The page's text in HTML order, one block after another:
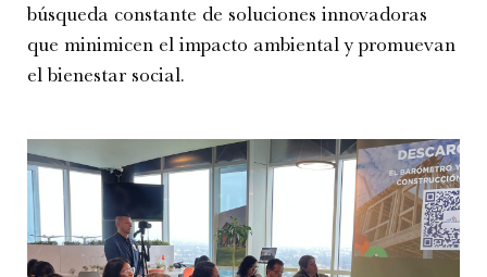
búsqueda constante de soluciones innovadoras
que minimicen el impacto ambiental y promuevan
el bienestar social.